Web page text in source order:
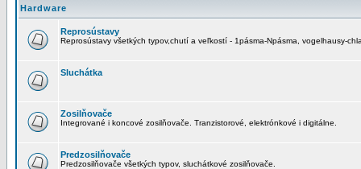
Hardware
Reprosústavy
Reprosústavy všetkých typov,chutí a veľkostí - 1pásma-Npásma, vogelhausy-
Sluchátka
Zosilňovače
Integrované i koncové zosilňovače. Tranzistorové, elektrónkové i digitálne.
Predzosilňovače
Predzosilňovače všetkých typov, sluchátkové zosilňovače.